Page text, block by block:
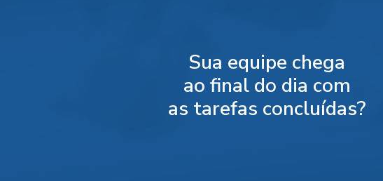
Sua equipe chega
ao final do dia com
as tarefas concluídas?